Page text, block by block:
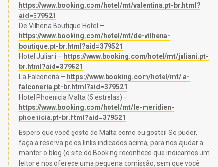
https://www.booking.com/hotel/mt/valentina.pt-br.html?
aid=379521
De Vilhena Boutique Hotel –
https://www.booking.com/hotel/mt/de-vilhena-
boutique.pt-br.html?aid=379521
Hotel Juliani – https://www.booking.com/hotel/mt/juliani.pt-
br.html?aid=379521
La Falconeria – https://www.booking.com/hotel/mt/la-
falconeria.pt-br.html?aid=379521
Hotel Phoenicia Malta (5 estrelas) –
https://www.booking.com/hotel/mt/le-meridien-
phoenicia.pt-br.html?aid=379521
Espero que você goste de Malta como eu gostei! Se puder,
faça a reserva pelos links indicados acima, para nos ajudar a
manter o blog (o site do Booking reconhece que indicamos um
leitor e nos oferece uma pequena comissão, sem que você